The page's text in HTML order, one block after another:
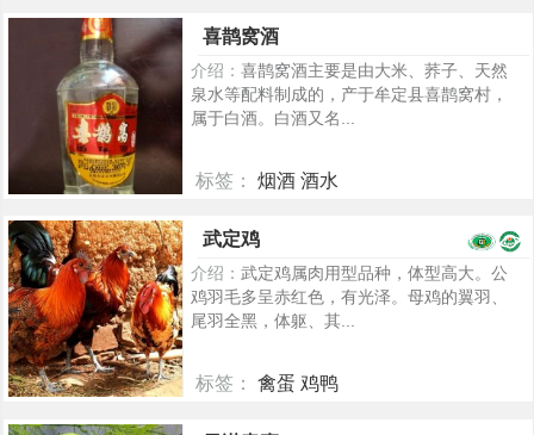
喜鹊窝酒
介绍： 喜鹊窝酒主要是由大米、荞子、天然
泉水等配料制成的，产于牟定县喜鹊窝村，
属于白酒。白酒又名...
标签： 烟酒 酒水
武定鸡
介绍： 武定鸡属肉用型品种，体型高大。公
鸡羽毛多呈赤红色，有光泽。母鸡的翼羽、
尾羽全黑，体躯、其...
标签： 禽蛋 鸡鸭